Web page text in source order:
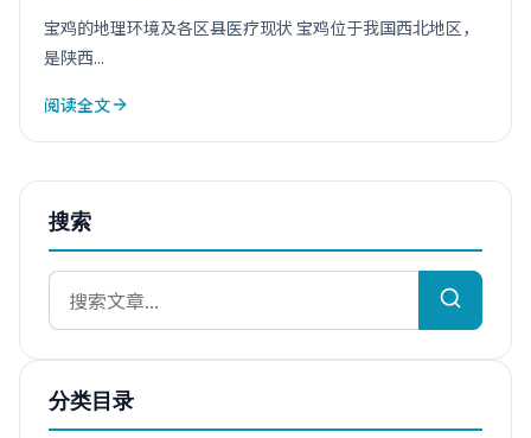
宝鸡的地理环境及各区县医疗现状 宝鸡位于我国西北地区，
是陕西...
阅读全文
搜索
分类目录